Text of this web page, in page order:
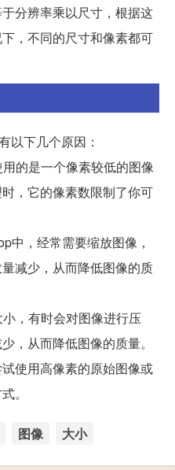
分辨率乘以尺寸，根据这
，不同的尺寸和像素都可
以下几个原因：
的是一个像素较低的图像
，它的像素数限制了你可
中，经常需要缩放图像，
减少，从而降低图像的质
，有时会对图像进行压
，从而降低图像的质量。
使用高像素的原始图像或
。
图像 大小